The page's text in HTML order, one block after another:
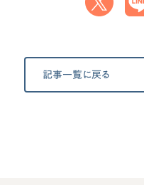
記事一覧に戻る